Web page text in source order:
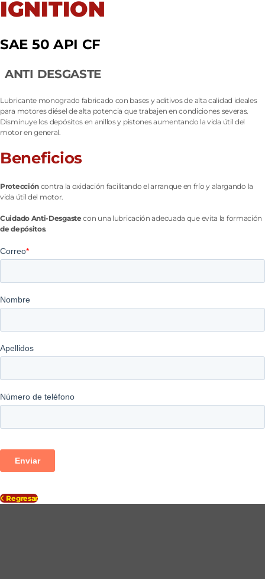
IGNITION
SAE 50 API CF
ANTI DESGASTE
Lubricante monogrado fabricado con bases y aditivos de alta calidad ideales
para motores diésel de alta potencia que trabajen en condiciones severas.
Disminuye los depósitos en anillos y pistones aumentando la vida útil del
motor en general.
Beneficios
Protección contra la oxidación facilitando el arranque en frío y alargando la
vida útil del motor.
Cuidado Anti-Desgastecon una lubricación adecuada que evita la formación
de depósitos.
Regresar